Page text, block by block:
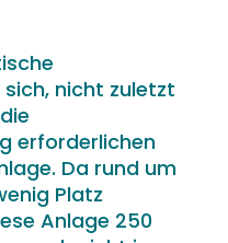
nicht zuletzt
erforderlichen
Da rund um
Platz
Anlage 250